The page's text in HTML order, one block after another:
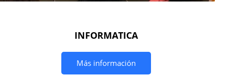
INFORMATICA
Más información